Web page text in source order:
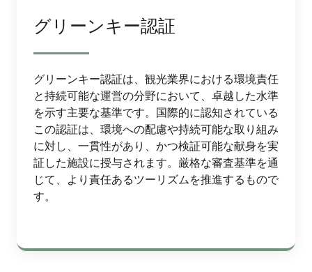
グリーンキー認証
グリーンキー認証は、観光業界における環境責任
と持続可能な運営の分野において、卓越した水準
を示す主要な基準です。国際的に認知されている
この認証は、環境への配慮や持続可能な取り組み
に対し、一貫性があり、かつ検証可能な献身を実
証した施設に授与されます。厳格な審査基準を通
じて、より責任あるツーリズムを推進するもので
す。